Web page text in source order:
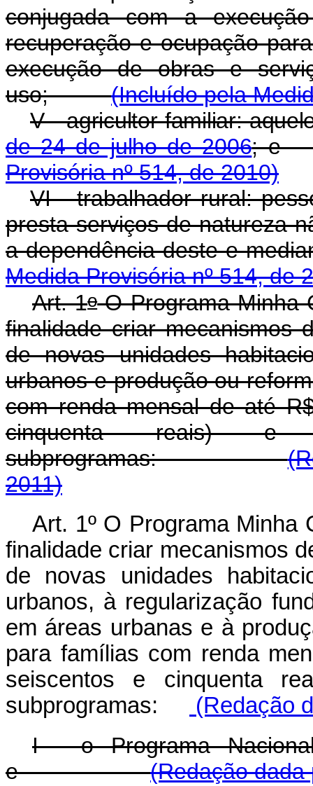
conjugada com a
recuperação e ocupação
execução de obras e
uso;(Incluído pela
V - agricultor familiar:
de 24 de julho de 2006;
Provisória nº 514, de 2010)
VI - trabalhador rural:
presta serviços de natureza
a dependência deste e
Medida Provisória nº 514, de
Art. 1oO Programa Minha
finalidade criar mecanismos
de novas unidades
urbanos e produção ou
com renda mensal de até
cinquenta reais) e
subprogramas:
2011)
Art. 1º O Programa Minha
finalidade criar mecanismos
de novas unidades
urbanos, à regularização
em áreas urbanas e à
para famílias com renda
seiscentos e cinquenta
subprogramas:
(Redação
I - o Programa
e
(Redação dada